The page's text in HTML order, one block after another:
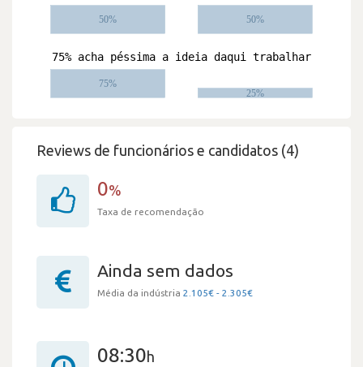
Reviews de funcionários e candidatos (4)
0%
Taxa de recomendação
Ainda sem dados
Média da indústria 2.105€ - 2.305€
08:30h